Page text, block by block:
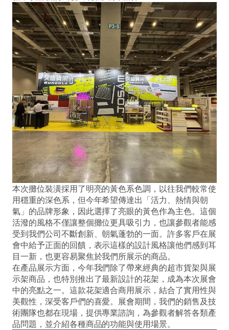
本次攤位裝潢採用了明亮的黃色系色調，以往我們較常使
用穩重的深色系，但今年希望傳達出「活力、熱情與朝
氣」的品牌形象，因此選擇了亮眼的黃色作為主色。這個
活潑的風格不僅讓整個攤位更具吸引力，也讓參觀者能感
受到我們公司不斷創新、朝氣蓬勃的一面。許多客戶在展
會中給予正面的回饋，表示這樣的設計風格讓他們感到耳
目一新，也更容易聚焦於我們所展示的商品。
在產品展示方面，今年我們除了帶來經典的超市貨架與展
示架商品，也特別推出了最新設計的花架，成為本次展會
中的亮點之一。這款花架適合商用展示，結合了實用性與
美觀性，深受客戶們的喜愛。展會期間，我們的銷售及技
術團隊也都在現場，提供專業諮詢，為參觀者解答各類產
品問題，並介紹各種商品的功能與使用場景。